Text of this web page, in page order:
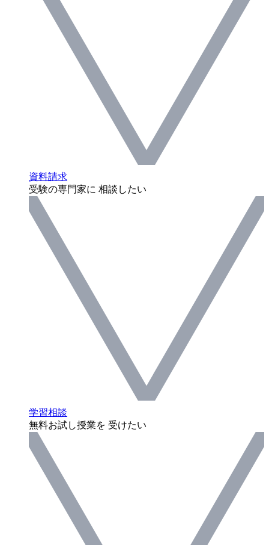
資料請求
受験の専門家に 相談したい
学習相談
無料お試し授業を 受けたい